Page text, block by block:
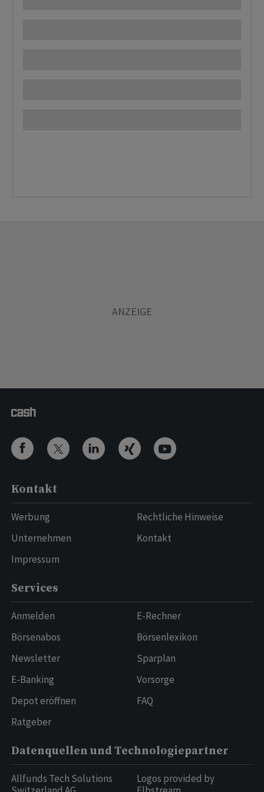
Kontakt
Werbung
Unternehmen
Impressum
Rechtliche Hinweise
Kontakt
Services
Anmelden
Börsenabos
Newsletter
E-Banking
Depot eröffnen
Ratgeber
E-Rechner
Börsenlexikon
Sparplan
Vorsorge
FAQ
Datenquellen und Technologiepartner
Allfunds Tech Solutions
Logos provided by